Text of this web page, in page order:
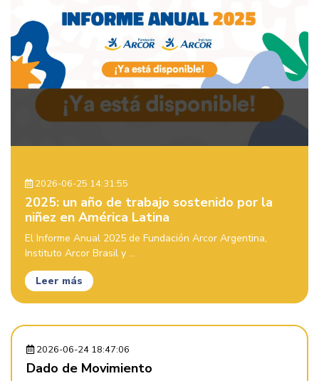
2026-06-25 14:31:55
2025: un año de trabajo sostenido por la
niñez en América Latina
El Informe Anual 2025 de Fundación Arcor Argentina,
Instituto Arcor Brasil y ...
Leer más
2026-06-24 18:47:06
Dado de Movimiento